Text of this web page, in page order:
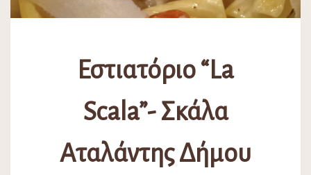
Εστιατόριο “La
Scala”- Σκάλα
Αταλάντης Δήμου